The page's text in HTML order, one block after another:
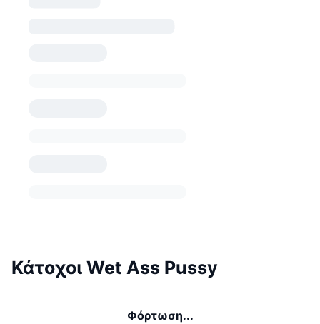
Κάτοχοι Wet Ass Pussy
Φόρτωση...